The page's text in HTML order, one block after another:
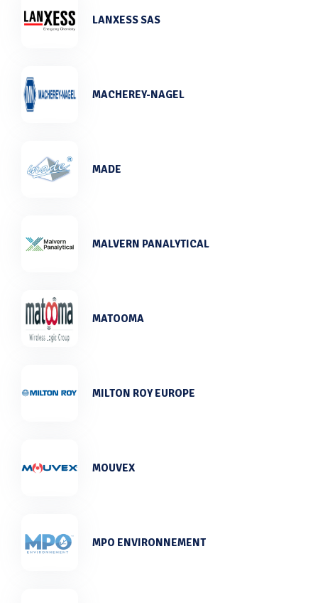
LANXESS SAS
MACHEREY-NAGEL
MADE
MALVERN PANALYTICAL
MATOOMA
MILTON ROY EUROPE
MOUVEX
MPO ENVIRONNEMENT